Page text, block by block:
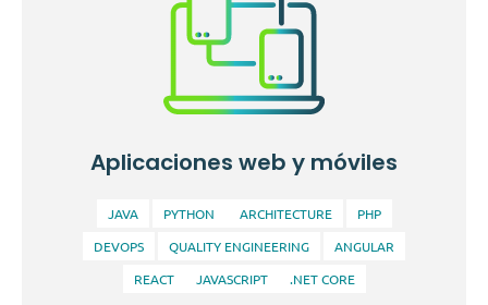
Aplicaciones web y móviles
JAVA PYTHON ARCHITECTURE
PHP
DEVOPS
QUALITY ENGINEERING
ANGULAR
REACT
JAVASCRIPT .NET CORE